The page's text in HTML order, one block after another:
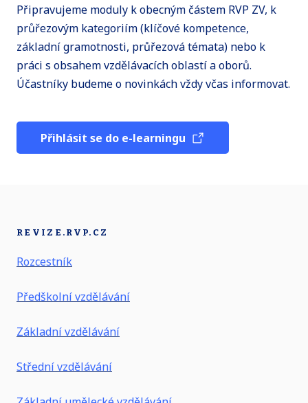
Připravujeme moduly k obecným částem RVP ZV, k
průřezovým kategoriím (klíčové kompetence,
základní gramotnosti, průřezová témata) nebo k
práci s obsahem vzdělávacích oblastí a oborů.
Účastníky budeme o novinkách vždy včas informovat.
Přihlásit se do e-learningu
REVIZE.RVP.CZ
Rozcestník
Předškolní vzdělávání
Základní vzdělávání
Střední vzdělávání